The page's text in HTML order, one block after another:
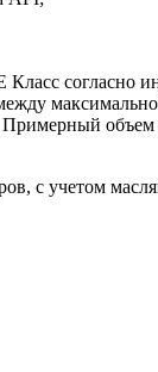
согласно
объем
с учетом